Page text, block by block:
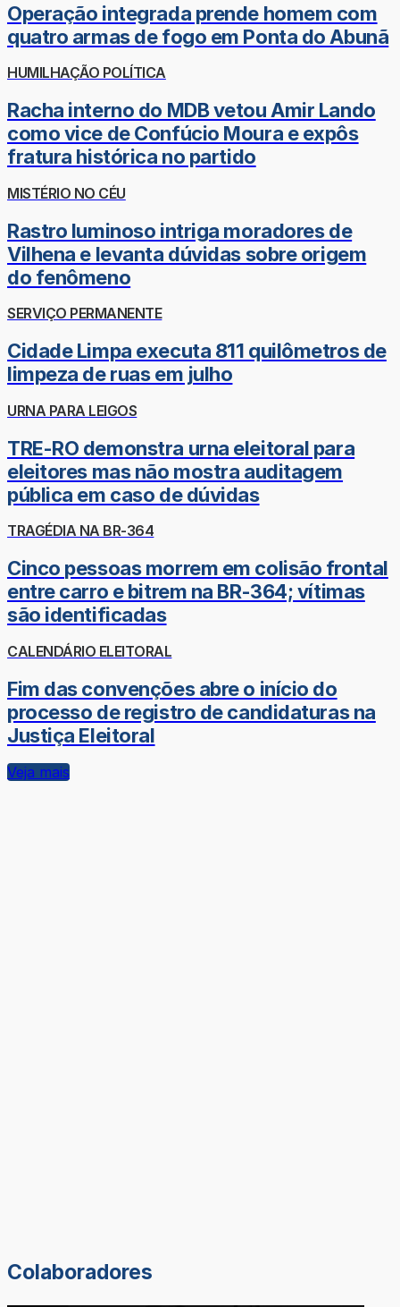
Operação integrada prende homem com
quatro armas de fogo em Ponta do Abunã
HUMILHAÇÃO POLÍTICA
Racha interno do MDB vetou Amir Lando
como vice de Confúcio Moura e expôs
fratura histórica no partido
MISTÉRIO NO CÉU
Rastro luminoso intriga moradores de
Vilhena e levanta dúvidas sobre origem
do fenômeno
SERVIÇO PERMANENTE
Cidade Limpa executa 811 quilômetros de
limpeza de ruas em julho
URNA PARA LEIGOS
TRE-RO demonstra urna eleitoral para
eleitores mas não mostra auditagem
pública em caso de dúvidas
TRAGÉDIA NA BR-364
Cinco pessoas morrem em colisão frontal
entre carro e bitrem na BR-364; vítimas
são identificadas
CALENDÁRIO ELEITORAL
Fim das convenções abre o início do
processo de registro de candidaturas na
Justiça Eleitoral
Veja mais
Colaboradores